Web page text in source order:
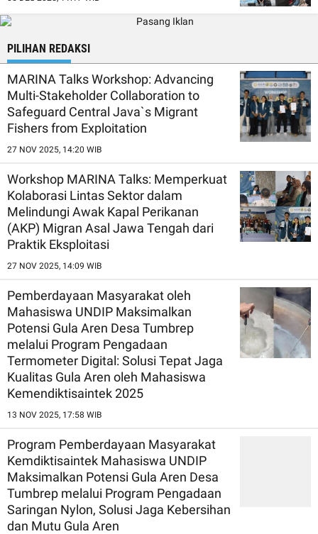
PILIHAN REDAKSI
MARINA Talks Workshop: Advancing
Multi-Stakeholder Collaboration to
Safeguard Central Java`s Migrant
Fishers from Exploitation
27 NOV 2025, 14:20 WIB
Workshop MARINA Talks: Memperkuat
Kolaborasi Lintas Sektor dalam
Melindungi Awak Kapal Perikanan
(AKP) Migran Asal Jawa Tengah dari
Praktik Eksploitasi
27 NOV 2025, 14:09 WIB
Pemberdayaan Masyarakat oleh
Mahasiswa UNDIP Maksimalkan
Potensi Gula Aren Desa Tumbrep
melalui Program Pengadaan
Termometer Digital: Solusi Tepat Jaga
Kualitas Gula Aren oleh Mahasiswa
Kemendiktisaintek 2025
13 NOV 2025, 17:58 WIB
Program Pemberdayaan Masyarakat
Kemdiktisaintek Mahasiswa UNDIP
Maksimalkan Potensi Gula Aren Desa
Tumbrep melalui Program Pengadaan
Saringan Nylon, Solusi Jaga Kebersihan
dan Mutu Gula Aren